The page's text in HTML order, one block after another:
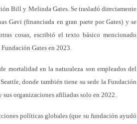
Bill y Melinda Gates. Se trasladó directamente
Gavi (financiada en gran parte por Gates) y se
cosas, escribió el texto básico mencionado
Gates en 2023.
mortalidad en la naturaleza son empleados del
donde también tiene su sede la Fundación
organizaciones afiliadas solo en 2022.
políticas globales (que su fundación ayudó